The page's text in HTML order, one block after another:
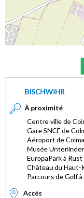
BISCHWIHR
À proximité
Centre ville de
Gare SNCF de
Aéroport de
Musée
EuropaPark à
Château du Haut-
Parcours de Golf
Accès